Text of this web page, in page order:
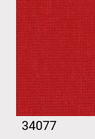
34077